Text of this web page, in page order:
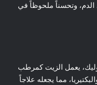
الدم، وتحسناً ملحوظاً في
يعمل الزيت كمرطب
مما يجعله علاجاً